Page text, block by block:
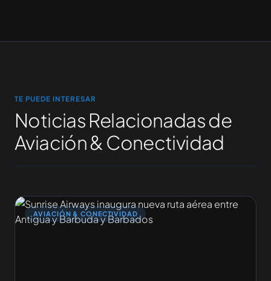
TE PUEDE INTERESAR
Noticias Relacionadas de
Aviación & Conectividad
AVIACIÓN & CONECTIVIDAD